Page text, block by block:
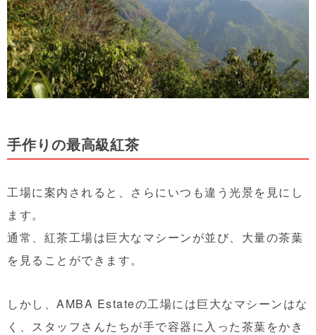
手作りの最高級紅茶
工場に案内されると、さらにいつも違う光景を見にし
ます。
通常、紅茶工場は巨大なマシーンが並び、大量の茶葉
を見ることができます。
しかし、AMBA Estateの工場には巨大なマシーンはな
く、スタッフさんたちが手で容器に入った茶葉をかき